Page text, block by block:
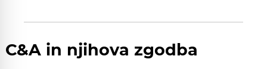
C&A in njihova zgodba